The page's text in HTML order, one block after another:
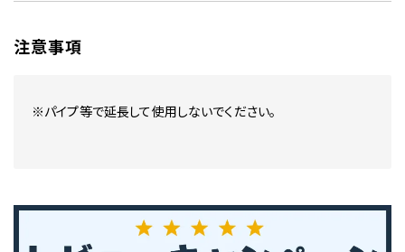
注意事項
※パイプ等で延長して使用しないでください。